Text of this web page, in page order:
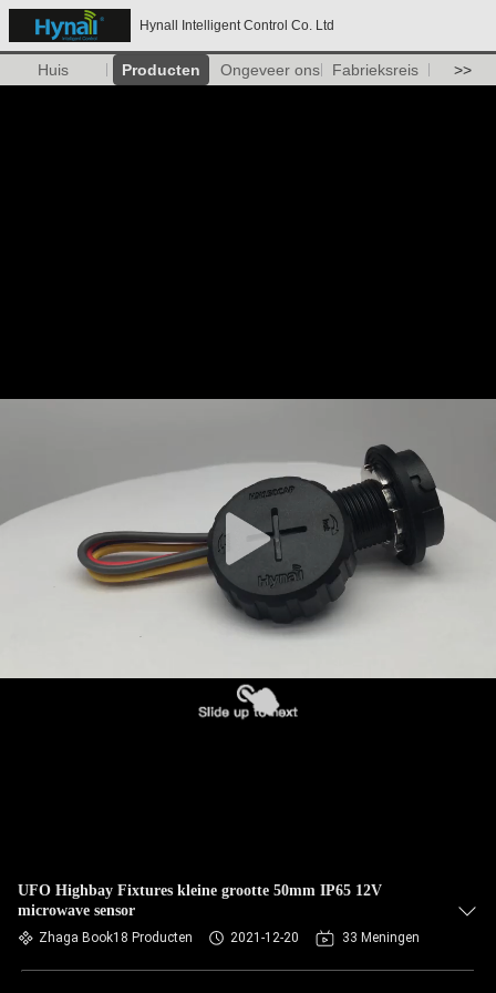
Hynall Intelligent Control Co. Ltd
Huis Producten Ongeveer ons Fabrieksreis >>
UFO Highbay Fixtures kleine grootte 50mm IP65 12V
microwave sensor
Zhaga Book18 Producten 2021-12-20 33 Meningen